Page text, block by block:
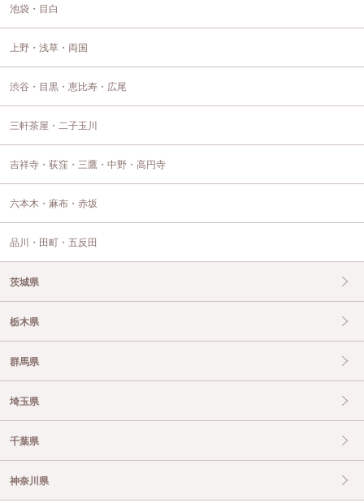
池袋・目白
上野・浅草・両国
渋谷・目黒・恵比寿・広尾
三軒茶屋・二子玉川
吉祥寺・荻窪・三鷹・中野・高円寺
六本木・麻布・赤坂
品川・田町・五反田
茨城県
栃木県
群馬県
埼玉県
千葉県
神奈川県